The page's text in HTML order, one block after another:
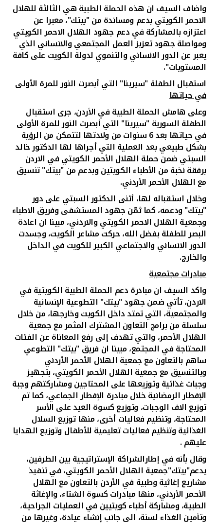
واضاف السيف ان هذه الحملة الطبية هي الثالثة للهلال
الاحمر الكويتي بدعم ومساندة من "بيتك"، معبرا عن
اعتزازه بالمشاركة في دعم جهود الهلال الاحمر الكويتي
ومواصلة جهود تعزيز العمل المجتمعي والانساني الذي
يعبر عن الدور الانساني والتنموي لدولة الكويت على كافة
المستويات".
استقبال الطفلة "سيرينا" التي أبصرت النور للمرة الأولى
في حياتها
وعلى هامش الحملة الطبية في الأردن، جرى استقبال
الطفلة السورية "سيرينا" التي أبصرت النور للمرة الأولى
في حياتها بعد 6 سنوات من ولادتها لتتمكن من الرؤية
بشكل طبيعي بعد العملية التي أجراها لها الدكتور خالد
السبتي ضمن حملة الهلال الأحمر الكويتي في الاردن
برفقة نخبة من الأطباء الكويتين وبدعم من "بيتك" تنسيق
مع الهلال الأحمر الأردني.
وخلال استقباله لها، أثنى الدكتور السبتي على دور
"بيتك" ودعمه، كما ثمّن جهود المستشفى وفريق الاطباء
وجمعية الهلال الاحمر الكويتي والاردني، مبينا ان اعادة
البصر للطفلة بفضل الله، حركت مشاعر الكويت، وجسدت
الدور الانساني والاجتماعي الكبير للكويت في الداخل
والخارج.
مبادرات مجتمعية
واكد السيف ان مبادرة دعم الحملة الطبية الكويتية في
الاردن، تأتي ضمن جهود "بيتك" التطوعية الإنسانية
والمجتمعية، التي تمتد داخل الكويت وخارجها، من خلال
سلسلة من برامج التعاون المشترك المثمر مع جمعية
الهلال الأحمر، والتي تهدف إلى رفع المعاناة عن الفئات
المحتاجة في المجتمع، مبينا ان فريق "بيتك" التطوعي
ساهم بالتعاون مع جمعية الهلال الأحمر الأردني
وبالتنسيق مع جمعية الهلال الأحمر الكويتي، بتجهيز
وجبات غذائية وتوزيعها على المحتاجين ومشاركتهم وجبة
الإفطار الرمضانية خلال مبادرة الإفطار الجماعي، كما تم
توزيع الاف الوجبات، وتوزيع كسوة العيد على الأسر
المحتاجة، وتنظيم فعاليات أخرى، منها توزيع السلال
الغذائية وتنظيم فعاليات تعليمية للأطفال وتوزيع الهدايا
عليهم.
وقال بأنه في إطارالشراكة الإستراتيجية بين الطرفين،
يدعم"بيتك"جمعية الهلال الأحمر الكويتي، في تنفيذ
مشاريع إغاثية وطبية في الأردن بالتعاون مع الهلال
الأحمر الأردني، منها مبادرات كسوة الشتاء، والإغاثة
الطبية، ومشاركة أطباء كويتيين في العمليات الجراحية،
وتأمين الغذاء لسنة، الى جانب إنشاء عيادة، وغيرها من